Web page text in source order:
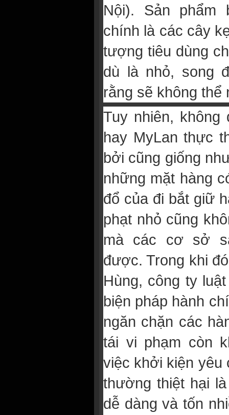
Nội). Sản phẩm
chính là các cây
tượng tiêu dùng
dù là nhỏ, song
rằng sẽ không thể
Tuy nhiên, không
hay MyLan thực
bởi cũng giống
những mặt hàng
đổ của đi bắt giữ
phạt nhỏ cũng
mà các cơ sở
được. Trong khi
Hùng, công ty
biện pháp hành
ngăn chặn các
tái vi phạm còn
việc khởi kiện yêu
thường thiệt hại
dễ dàng và tốn